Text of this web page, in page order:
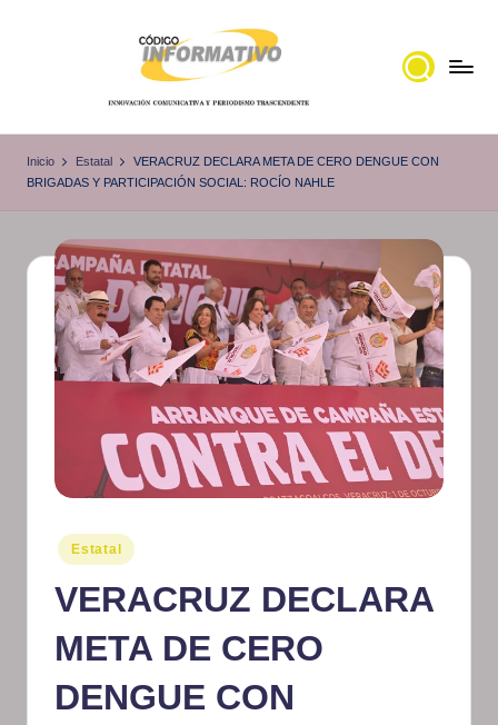
ó
i
g
o
I
n
o
r
m
at
iv
o
noticias
Inicio Estatal
VERACRUZ DECLARA META DE CERO DENGUE CON
BRIGADAS Y PARTICIPACIÓN SOCIAL: ROCÍO NAHLE
Publicado
en
Estatal
VERACRUZ DECLARA
META DE CERO
DENGUE CON